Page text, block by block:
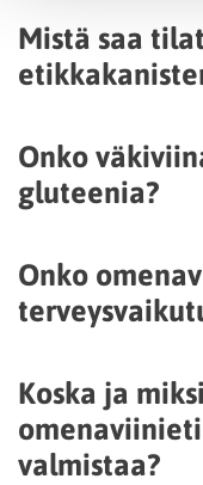
Mistä saa
Onko
gluteenia?
Onko
Koska ja miksi
valmistaa?